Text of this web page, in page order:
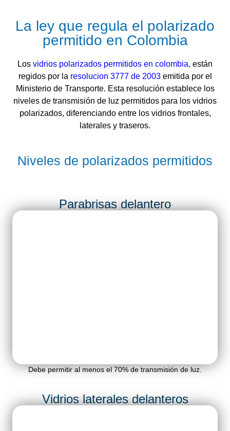
La ley que regula el polarizado
permitido en Colombia​
Los vidrios polarizados permitidos en colombia, están
regidos por la resolucion 3777 de 2003emitida por el
Ministerio de Transporte. Esta resolución establece los
niveles de transmisión de luz permitidos para los vidrios
polarizados, diferenciando entre los vidrios frontales,
laterales y traseros.
Niveles de polarizados permitidos
Parabrisas delantero
Debe permitir al menos el70% de transmisión de luz.
Vidrios laterales delanteros